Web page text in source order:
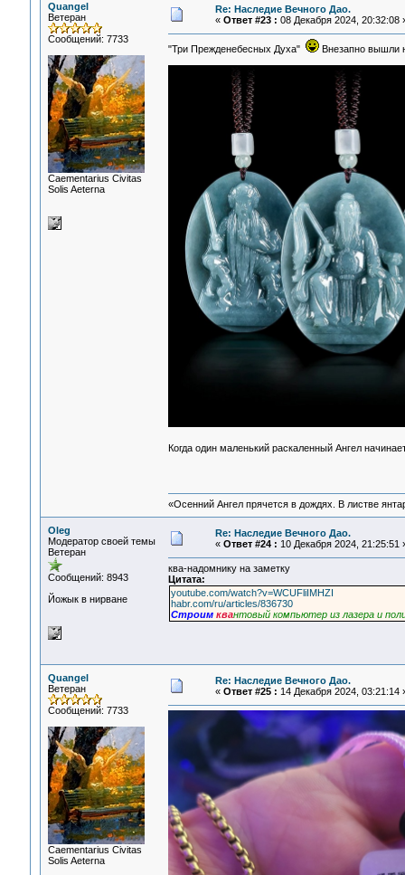
Quangel
Ветеран
Сообщений: 7733
Сaementarius Civitas
Solis Aeterna
Re: Наследие Вечного Дао.
« Ответ #23 : 08 Декабря 2024, 20:32:08
"Три Прежденебесных Духа" Внезапно вышли
Когда один маленький раскаленный Ангел
«Осенний Ангел прячется в дождях. В листве
Oleg
Модератор своей темы
Ветеран
Сообщений: 8943
Йожык в нирване
Re: Наследие Вечного Дао.
« Ответ #24 : 10 Декабря 2024, 21:25:51
ква-надомнику на заметку
Цитата:
youtube.com/watch?v=WCUFliIMHZI
habr.com/ru/articles/836730
Строим квантовый компьютер из лазера и
Quangel
Ветеран
Сообщений: 7733
Сaementarius Civitas
Solis Aeterna
Re: Наследие Вечного Дао.
« Ответ #25 : 14 Декабря 2024, 03:21:14